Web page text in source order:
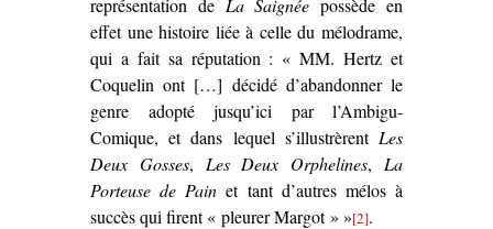
représentation de La Saignée possède en
effet une histoire liée à celle du mélodrame,
qui a fait sa réputation : « MM. Hertz et
Coquelin ont […] décidé d’abandonner le
genre adopté jusqu’ici par l’Ambigu-
Comique, et dans lequel s’illustrèrent Les
Deux Gosses, Les Deux Orphelines, La
Porteuse de Pain et tant d’autres mélos à
succès qui firent « pleurer Margot » »[2].